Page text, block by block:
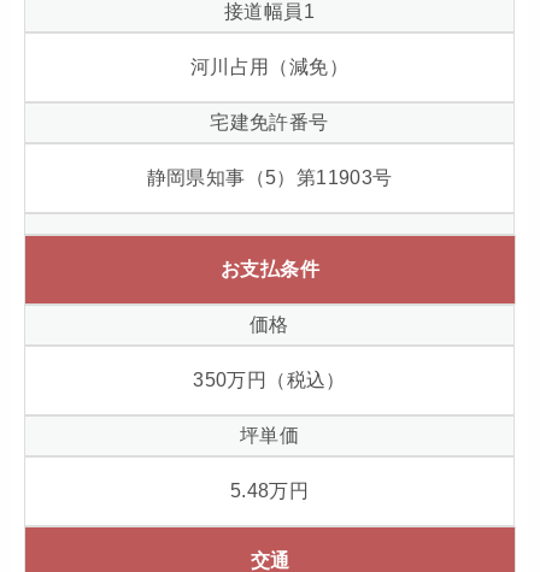
接道幅員1
河川占用（減免）
宅建免許番号
静岡県知事（5）第11903号
お支払条件
価格
350万円（税込）
坪単価
5.48万円
交通